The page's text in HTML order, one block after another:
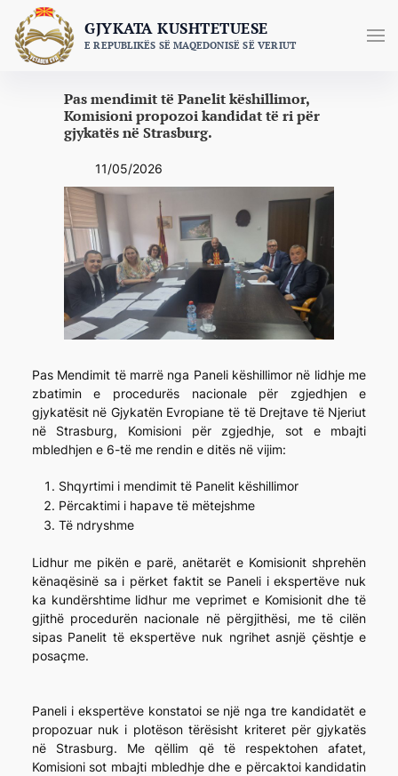
content
GJYKATA KUSHTETUESE
E REPUBLIKËS SË MAQEDONISË SË VERIUT
Pas mendimit të Panelit këshillimor,
Komisioni propozoi kandidat të ri për
gjykatës në Strasburg.
11/05/2026
Pas Mendimit të marrë nga Paneli këshillimor në lidhje me
zbatimin e procedurës nacionale për zgjedhjen e
gjykatësit në Gjykatën Evropiane të të Drejtave të Njeriut
në Strasburg, Komisioni për zgjedhje, sot e mbajti
mbledhjen e 6-të me rendin e ditës në vijim:
Shqyrtimi i mendimit të Panelit këshillimor
Përcaktimi i hapave të mëtejshme
Të ndryshme
Lidhur me pikën e parë, anëtarët e Komisionit shprehën
kënaqësinë sa i përket faktit se Paneli i ekspertëve nuk
ka kundërshtime lidhur me veprimet e Komisionit dhe të
gjithë procedurën nacionale në përgjithësi, me të cilën
sipas Panelit të ekspertëve nuk ngrihet asnjë çështje e
posaçme.
Paneli i ekspertëve konstatoi se një nga tre kandidatët e
propozuar nuk i plotëson tërësisht kriteret për gjykatës
në Strasburg. Me qëllim që të respektohen afatet,
Komisioni sot mbajti mbledhje dhe e përcaktoi kandidatin